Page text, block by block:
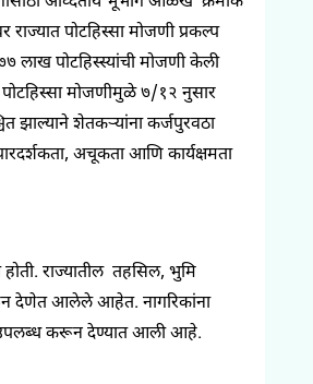
पोटहिस्सा मोजणी प्रकल्प
लाख पोटहिस्स्यांची मोजणी केली
पोटहिस्सा मोजणीमुळे ७/१२ नुसार
झाल्याने शेतकऱ्यांना कर्जपुरवठा
अचूकताआणि कार्यक्षमता
राज्यातील तहसिल, भुमि
देणेत आलेले आहेत. नागरिकांना
करून देण्यात आली आहे.